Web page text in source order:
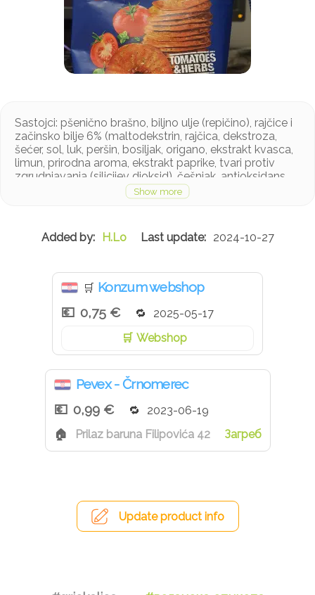
Sastojci: pšenično brašno, biljno ulje (repičino), rajčice i
začinsko bilje 6% (maltodekstrin, rajčica, dekstroza,
šećer, sol, luk, peršin, bosiljak, origano, ekstrakt kvasca,
limun, prirodna aroma, ekstrakt paprike, tvari protiv
zgrudnjavanja (silicijev dioksid), češnjak, antioksidans
(ekstrakt ružmarina), šećer, ekstrakt ječmenog slada,
morska sol, emulgator (sojin lecitin), tvar za rahljenje
aroma bosiljka, antioksidans (ekstrakt ružmarina).
H.Lo 2024-10-27
🛒 Konzum webshop
0,75 €
2025-05-17
Webshop
Pevex - Črnomerec
0,99 €
2023-06-19
Prilaz baruna Filipovića 42
Загреб
Update product info